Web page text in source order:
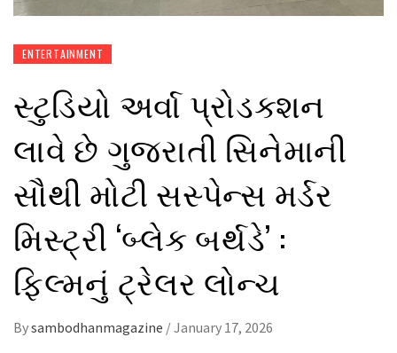
ENTERTAINMENT
સ્ટુડિયો અર્વા પ્રોડક્શન
લાવે છે ગુજરાતી સિનેમાની
સૌથી મોટી સસ્પેન્સ મર્ડર
મિસ્ટ્રી ‘બ્લેક બર્થડે’ :
ફિલ્મનું ટ્રેલર લોન્ચ
Bysambodhanmagazine /January 17, 2026